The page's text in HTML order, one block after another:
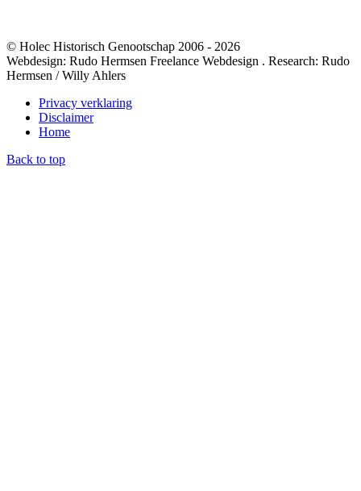
© Holec Historisch Genootschap 2006 - 2026
Webdesign: Rudo Hermsen Freelance Webdesign . Research: Rudo
Hermsen / Willy Ahlers
Privacy verklaring
Disclaimer
Home
Back to top